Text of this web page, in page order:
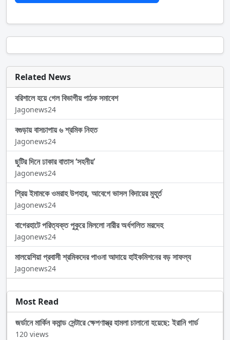
Related News
বরিশালে হয়ে গেল বিভাগীয় পাঠক সমাবেশ
Jagonews24
বগুড়ায় বাসচাপায় ৬ শ্রমিক নিহত
Jagonews24
ছুটির দিনে ঢাকার বাতাস ‘সহনীয়’
Jagonews24
প্রিয় ইমামকে ওমরাহ উপহার, আবেগে ভাসল বিদায়ের মুহূর্ত
Jagonews24
বাগেরহাটে পরিত্যক্ত পুকুরে মিললো নারীর অর্ধগলিত মরদেহ
Jagonews24
মালয়েশিয়া প্রবাসী শ্রমিকদের পাওনা আদায়ে হাইকমিশনের বড় সাফল্য
Jagonews24
Most Read
জর্ডানে মার্কিন কমান্ড সেন্টারে ক্ষেপণাস্ত্র হামলা চালানো হয়েছে: ইরানি গার্ড
120 views